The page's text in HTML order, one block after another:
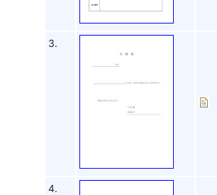
3.
4.